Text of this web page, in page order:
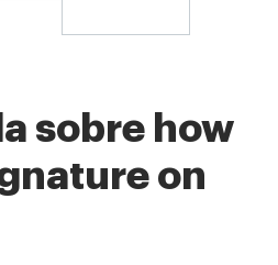
sobre how
on